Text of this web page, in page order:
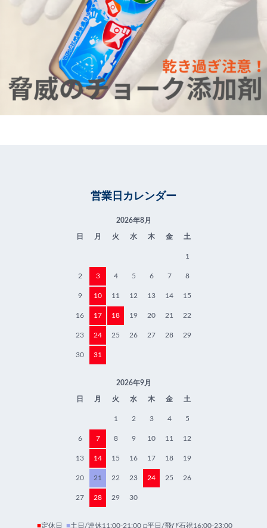
営業日カレンダー
2026年8月
日 月 火 水 木 金 土
1
2 3 4 5 6 7 8
9 10 11 12 13 14 15
16 17 18 19 20 21 22
23 24 25 26 27 28 29
30 31
2026年9月
日 月 火 水 木 金 土
1 2 3 4 5
6 7 8 9 10 11 12
13 14 15 16 17 18 19
20 21 22 23 24 25 26
27 28 29 30
■定休日 ■土日/連休11:00-21:00 □平日/飛び石祝16:00-23:00